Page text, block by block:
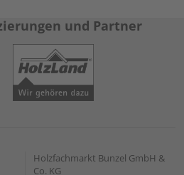
und Partner
Holzfachmarkt Bunzel GmbH &
Co. KG